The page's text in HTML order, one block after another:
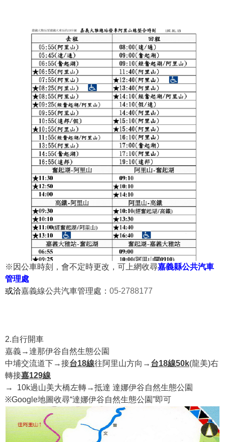
※因公車時刻，會不定時更改，可上網收尋嘉義縣公共汽車
管理處
或洽嘉義線公共汽車管理處： 05-2788177
2.自行開車
嘉義→達那伊谷自然生態公園
中埔交流道下→接台18線往阿里山方向→ 台18線50k(龍美)右
轉接嘉129線
→ 10k過山美大橋左轉→抵達 達娜伊谷自然生態公園
※Google地圖收尋“達娜伊谷自然生態公園”即可